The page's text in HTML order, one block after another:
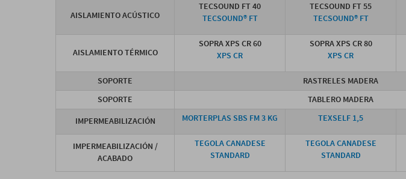
AISLAMIENTO ACÚSTICO
TECSOUND FT 40
TECSOUND® FT
TECSOUND FT 55
TECSOUND® FT
AISLAMIENTO TÉRMICO
SOPRA XPS CR 60
XPS CR
SOPRA XPS CR 80
XPS CR
SOPORTE
RASTRELES MADERA
SOPORTE
TABLERO MADERA
IMPERMEABILIZACIÓN
MORTERPLAS SBS FM 3 KG TEXSELF 1,5
IMPERMEABILIZACIÓN /
ACABADO
TEGOLA CANADESE
STANDARD
TEGOLA CANADESE
STANDARD